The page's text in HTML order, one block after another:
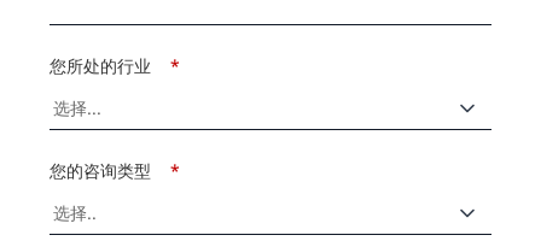
*
您所处的行业
*
您的咨询类型